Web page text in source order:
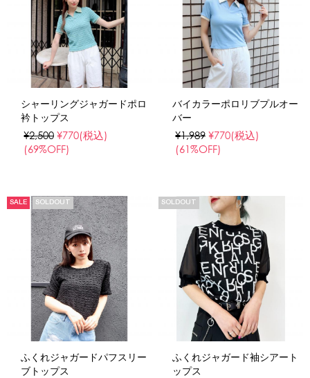
シャーリングジャガードポロ
衿トップス
¥2,500 ¥770(税込)
(69%OFF)
バイカラーポロリブプルオー
バー
¥1,989 ¥770(税込)
(61%OFF)
SALE SOLDOUT
ふくれジャガードパフスリー
ブトップス
SOLDOUT
ふくれジャガード袖シアート
ップス